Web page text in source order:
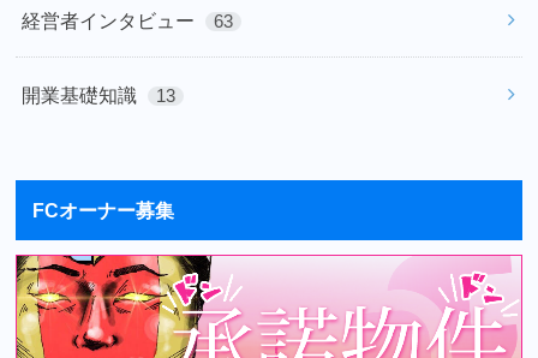
経営者インタビュー 63
開業基礎知識 13
FCオーナー募集